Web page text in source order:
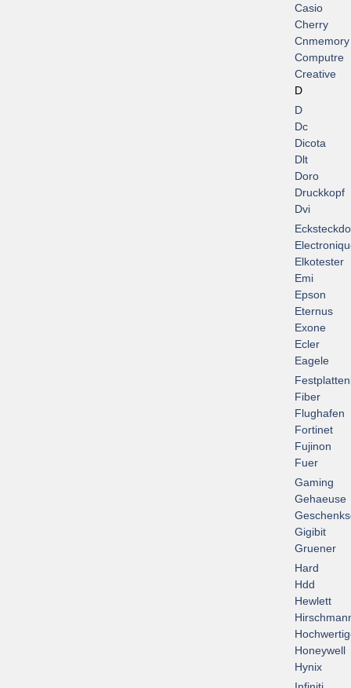
Casio
Cherry
Cnmemory
Computre
Creative
D
D
Dc
Dicota
Dlt
Doro
Druckkopf
Dvi
Elkotester
Emi
Epson
Eternus
Exone
Ecler
Eagele
Fiber
Flughafen
Fortinet
Fujinon
Fuer
Gaming
Gehaeuse
Gigibit
Gruener
Hard
Hdd
Hewlett
Honeywell
Hynix